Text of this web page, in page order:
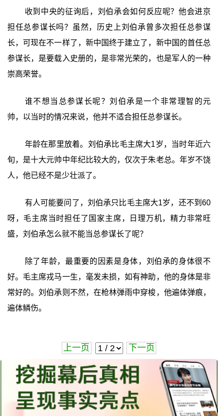
收到中央的征询后，刘伯承会如何反应呢？他会进京
担任总参谋长吗？虽然，历史上刘伯承曾多次担任总参谋
长，可现在不一样了，新中国终于建立了，新中国的首任总
参谋长，是要载入史册的，是非常光荣的，也是军人的一种
崇高荣誉。
谁不想当总参谋长呢？刘伯承是一个非常理智的元
帅，以当时的情况来说，他并不适合担任总参谋长。
年龄在那里放着。刘伯承比毛主席大1岁，当时年近六
旬，是十大元帅中年纪比较大的，仅次于朱老总。年岁不饶
人，他已经不是少壮派了。
有人可能要问了，刘伯承只比毛主席大1岁，还不到60
呀，毛主席当时担任了国家主席，日理万机，精力非常旺
盛，刘伯承怎么就不能当总参谋长了呢？
除了年龄，最重要的因素是身体，刘伯承的身体很不
好。毛主席戎马一生，毫发未损，如有神助，他的身体是非
常好的。刘伯承则不然，在枪林弹雨中穿梭，他遍体弹痕，
遍体鳞伤。
上一页 下一页